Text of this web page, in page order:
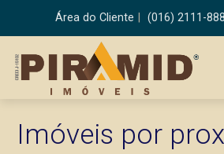
Área do Cliente (016) 2111-
Imóveis por